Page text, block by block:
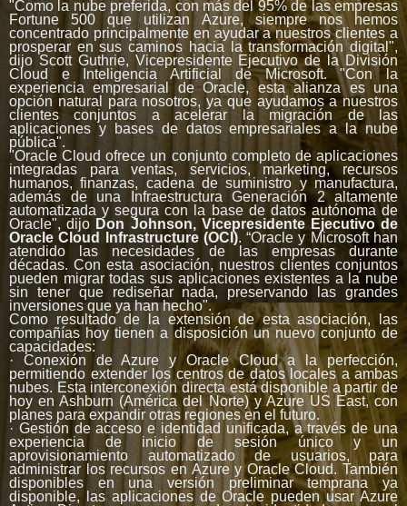
"Como la nube preferida, con más del 95% de las empresas
Fortune 500 que utilizan Azure, siempre nos hemos
concentrado principalmente en ayudar a nuestros clientes a
prosperar en sus caminos hacia la transformación digital",
dijo Scott Guthrie, Vicepresidente Ejecutivo de la División
Cloud e Inteligencia Artificial de Microsoft. "Con la
experiencia empresarial de Oracle, esta alianza es una
opción natural para nosotros, ya que ayudamos a nuestros
clientes conjuntos a acelerar la migración de las
aplicaciones y bases de datos empresariales a la nube
pública".
"Oracle Cloud ofrece un conjunto completo de aplicaciones
integradas para ventas, servicios, marketing, recursos
humanos, finanzas, cadena de suministro y manufactura,
además de una Infraestructura Generación 2 altamente
automatizada y segura con la base de datos autónoma de
Oracle", dijo Don Johnson, Vicepresidente Ejecutivo de
Oracle Cloud Infrastructure (OCI). “Oracle y Microsoft han
atendido las necesidades de las empresas durante
décadas. Con esta asociación, nuestros clientes conjuntos
pueden migrar todas sus aplicaciones existentes a la nube
sin tener que rediseñar nada, preservando las grandes
inversiones que ya han hecho".
Como resultado de la extensión de esta asociación, las
compañías hoy tienen a disposición un nuevo conjunto de
capacidades:
· Conexión de Azure y Oracle Cloud a la perfección,
permitiendo extender los centros de datos locales a ambas
nubes. Esta interconexión directa está disponible a partir de
hoy en Ashburn (América del Norte) y Azure US East, con
planes para expandir otras regiones en el futuro.
· Gestión de acceso e identidad unificada, a través de una
experiencia de inicio de sesión único y un
aprovisionamiento automatizado de usuarios, para
administrar los recursos en Azure y Oracle Cloud. También
disponibles en una versión preliminar temprana ya
disponible, las aplicaciones de Oracle pueden usar Azure